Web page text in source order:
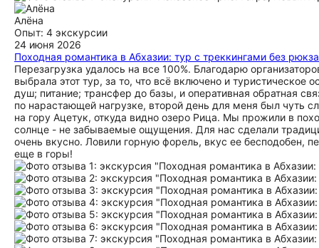
Алёна
Опыт: 4 экскурсии
24 июня 2026
Походная романтика в Абхазии: тур с треккингами без
Перезагрузка удалось на все 100%. Благодарю
выбрала этот тур, за то, что всё включено и
душ; питание; трансфер до базы, и оперативная обратная
по нарастающей нагрузке, второй день для меня был чуть
на гору Ацетук, откуда видно озеро Рица. Мы прожили в
солнце - не забываемые ощущения. Для нас сделали
очень вкусно. Ловили горную форель, вкус ее бесподобен,
еще в горы!